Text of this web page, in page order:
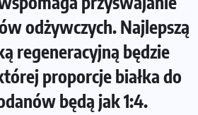
odżywczych. Najlepszą
regeneracyjną będzie
proporcje białka do
będą jak 1:4.